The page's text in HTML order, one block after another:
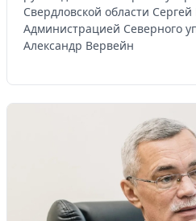
Свердловской области
Администрацией Северного
Александр Вервейн